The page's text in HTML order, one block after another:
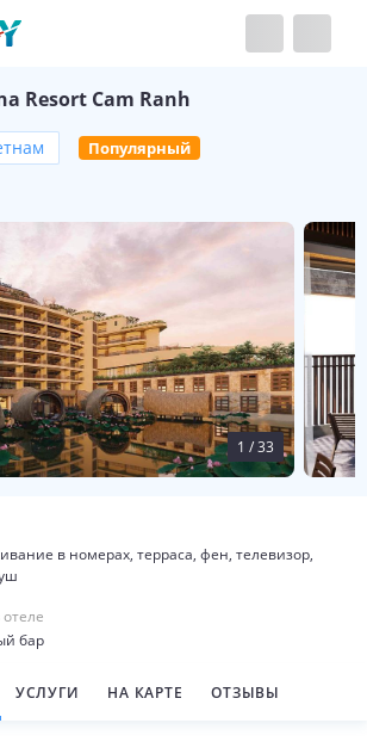
Resort Cam Ranh
Популярный
1 /33
в номерах, терраса, фен, телевизор,
бар
УСЛУГИ НА КАРТЕ ОТЗЫВЫ